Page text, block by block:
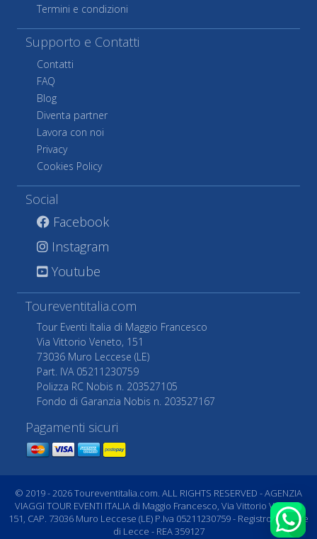
Termini e condizioni
Supporto e Contatti
Contatti
FAQ
Blog
Diventa partner
Lavora con noi
Privacy
Cookies Policy
Social
Facebook
Instagram
Youtube
Toureventitalia.com
Tour Eventi Italia di Maggio Francesco
Via Vittorio Veneto, 151
73036 Muro Leccese (LE)
Part. IVA 05211230759
Polizza RC Nobis n. 203527105
Fondo di Garanzia Nobis n. 203527167
Pagamenti sicuri
© 2019 - 2026 Toureventitalia.com. ALL RIGHTS RESERVED - AGENZIA
VIAGGI TOUR EVENTI ITALIA di Maggio Francesco, Via Vittorio Veneto,
151, CAP. 73036 Muro Leccese (LE) P.Iva 05211230759 - Registro Imprese
di Lecce - REA 359127